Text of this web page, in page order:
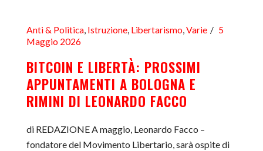
Anti & Politica, Istruzione, Libertarismo,Varie
5
Maggio 2026
BITCOIN E LIBERTÀ: PROSSIMI
APPUNTAMENTI A BOLOGNA E
RIMINI DI LEONARDO FACCO
di REDAZIONE A maggio, Leonardo Facco –
fondatore del Movimento Libertario, sarà ospite di